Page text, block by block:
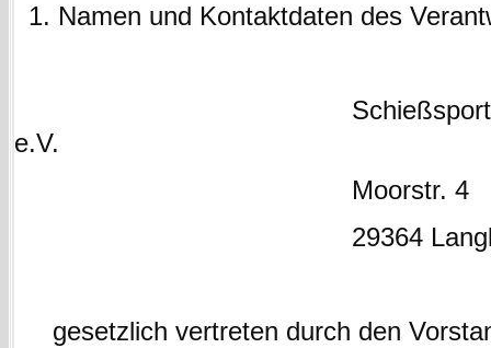
Namen und Kontaktdaten des
e.V.
Moorstr. 4
29364
gesetzlich vertreten durch den